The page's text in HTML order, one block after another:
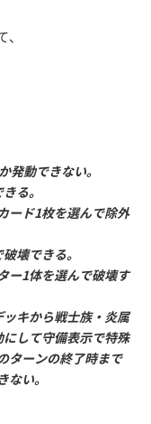
発動できない。
る。
ード1枚を選んで除外
壊できる。
ー1体を選んで破壊す
キから戦士族・炎属
して守備表示で特殊
ターンの終了時まで
い。